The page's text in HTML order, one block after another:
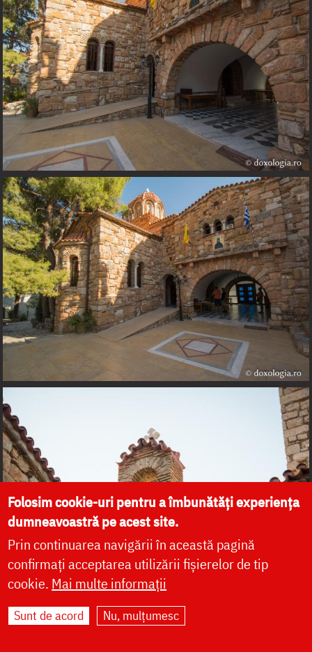
Folosim cookie-uri pentru a îmbunătăți experiența
dumneavoastră pe acest site.
Prin continuarea navigării în această pagină
confirmați acceptarea utilizării fișierelor de tip
cookie. Mai multe informații
Sunt de acord Nu, mulțumesc